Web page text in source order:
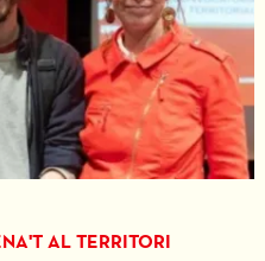
AL TERRITORI